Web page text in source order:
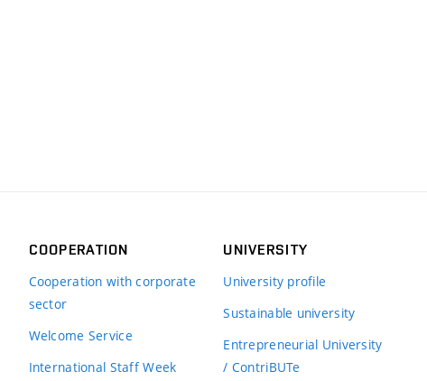
COOPERATION
Cooperation with corporate
sector
Welcome Service
International Staff Week
UNIVERSITY
University profile
Sustainable university
Entrepreneurial University
/ ContriBUTe